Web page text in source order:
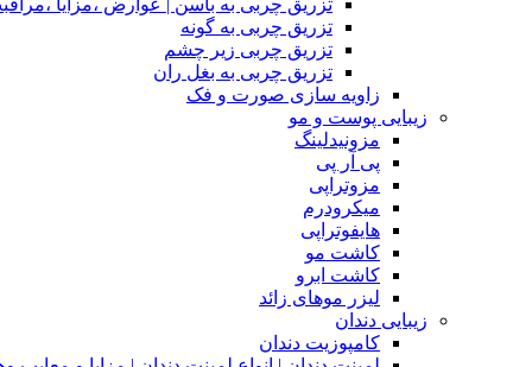
تزریق چربی به گونه
تزریق چربی زیر چشم
تزریق چربی به بغل ران
زاویه سازی صورت و فک
زیبایی پوست و مو
مزونیدلینگ
پی آر پی
مزوتراپی
میکرودرم
هایفوتراپی
کاشت مو
کاشت ابرو
لیزر موهای زائد
زیبایی دندان
کامپوزیت دندان